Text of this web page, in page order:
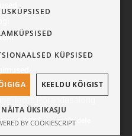
Põrandasalong
KÜPSISED
KEELDU KÕIGIST
NÄITA ÜKSIKASJU
BY COOKIESCRIPT